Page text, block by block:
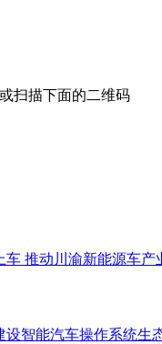
扫描下面的二维码
推动川渝新能源车产
设智能汽车操作系统生